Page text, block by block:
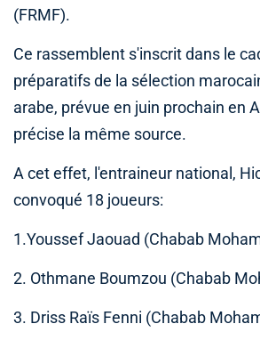
(FRMF).
Ce rassemblent s'inscrit dans le
préparatifs de la sélection
arabe, prévue en juin prochain en
précise la même source.
A cet effet, l'entraineur national,
convoqué 18 joueurs:
1.Youssef Jaouad (Chabab
2. Othmane Boumzou (Chabab
3. Driss Raïs Fenni (Chabab